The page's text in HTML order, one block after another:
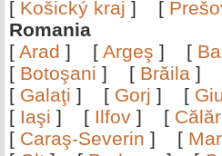
[ Košický kraj ] [
Romania
[ Arad ] [ Argeş ] [
[ Botoşani ] [ Brăila ]
[ Galaţi ] [ Gorj ] [
[ Iaşi ] [ Ilfov ] [
[ Caraş-Severin ] [